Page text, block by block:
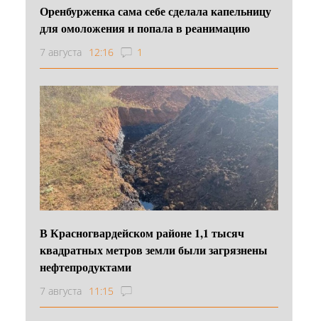
Оренбурженка сама себе сделала капельницу
для омоложения и попала в реанимацию
7 августа 12:16 1
В Красногвардейском районе 1,1 тысяч
квадратных метров земли были загрязнены
нефтепродуктами
7 августа 11:15